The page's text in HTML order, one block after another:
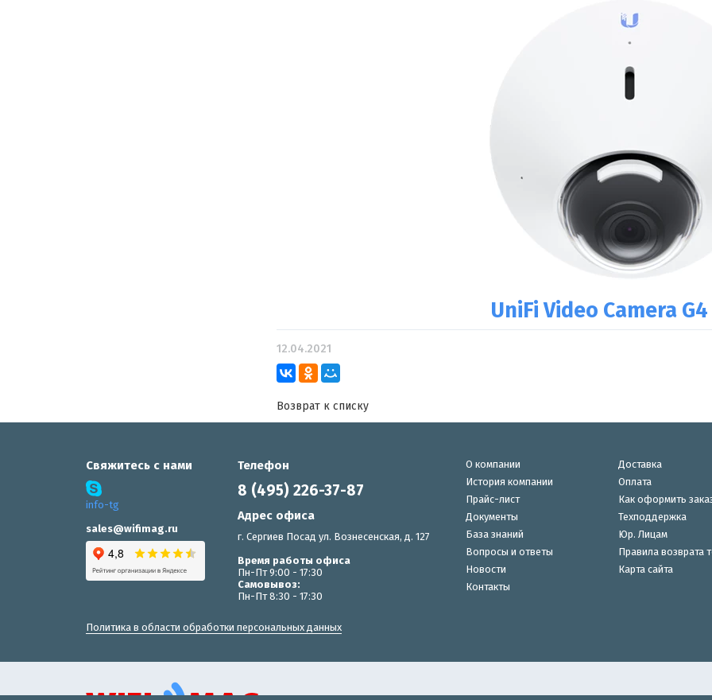
UniFi Video Camera G4
12.04.2021
Возврат к списку
Свяжитесь с нами
info-tg
sales@wifimag.ru
Телефон
8 (495) 226-37-87
Адрес офиса
г. Сергиев Посад ул. Вознесенская, д. 127
Время работы офиса
Пн-Пт 9:00 - 17:30
Самовывоз:
Пн-Пт 8:30 - 17:30
О компании
История компании
Прайс-лист
Документы
База знаний
Вопросы и ответы
Новости
Контакты
Доставка
Оплата
Как оформить
Техподдержка
Юр. Лицам
Правила возврата
Карта сайта
Политика в области обработки персональных данных